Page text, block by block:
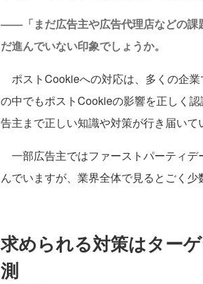
――「まだ広告主や広告代理店などの課
だ進んでいない印象でしょうか。
ポストCookieへの対応は、多くの企
の中でもポストCookieの影響を正しく
告主まで正しい知識や対策が行き届いて
一部広告主ではファーストパーティ
んでいますが、業界全体で見るとごく少
求められる対策はター
測